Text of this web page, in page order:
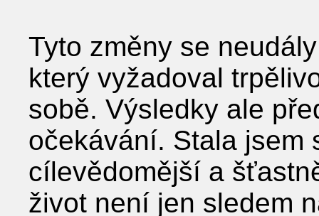
Tyto změny se
který vyžadoval
sobě. Výsledky ale
očekávání. Stala jsem
cílevědomější a
život není jen sledem